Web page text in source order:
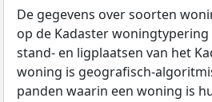
De gegevens over soorten
op de Kadaster
stand- en ligplaatsen van het
woning is geografisch-
panden waarin een woning is